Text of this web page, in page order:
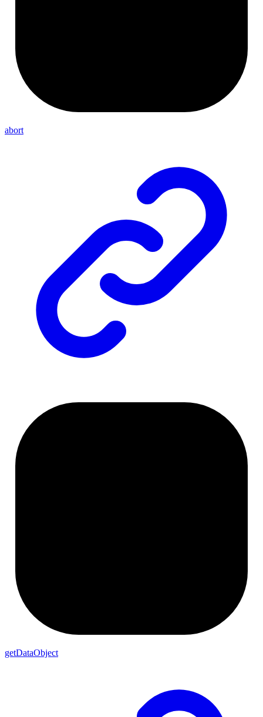
abort
getDataObject